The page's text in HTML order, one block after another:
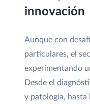
innovación
Aunque con
particulares, el
experimentando
Desde el
y patología, hasta